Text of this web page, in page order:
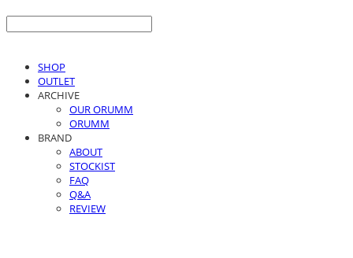
SHOP
OUTLET
ARCHIVE
OUR ORUMM
ORUMM
BRAND
ABOUT
STOCKIST
FAQ
Q&A
REVIEW